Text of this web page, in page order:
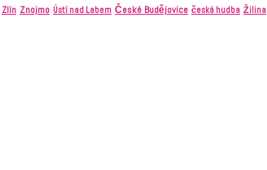
Zlín Znojmo Ústí nad Labem České Budějovice česká hudba Žilina